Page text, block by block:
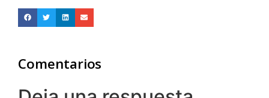
Comentarios